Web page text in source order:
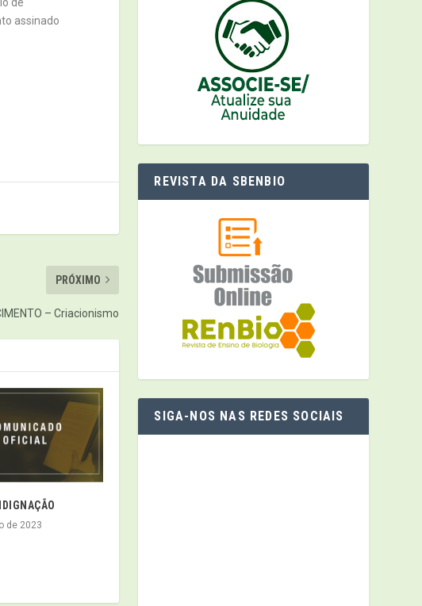
assinado
PRÓXIMO
– Criacionismo
de 2023
REVISTA DA SBENBIO
SIGA-NOS NAS REDES SOCIAIS